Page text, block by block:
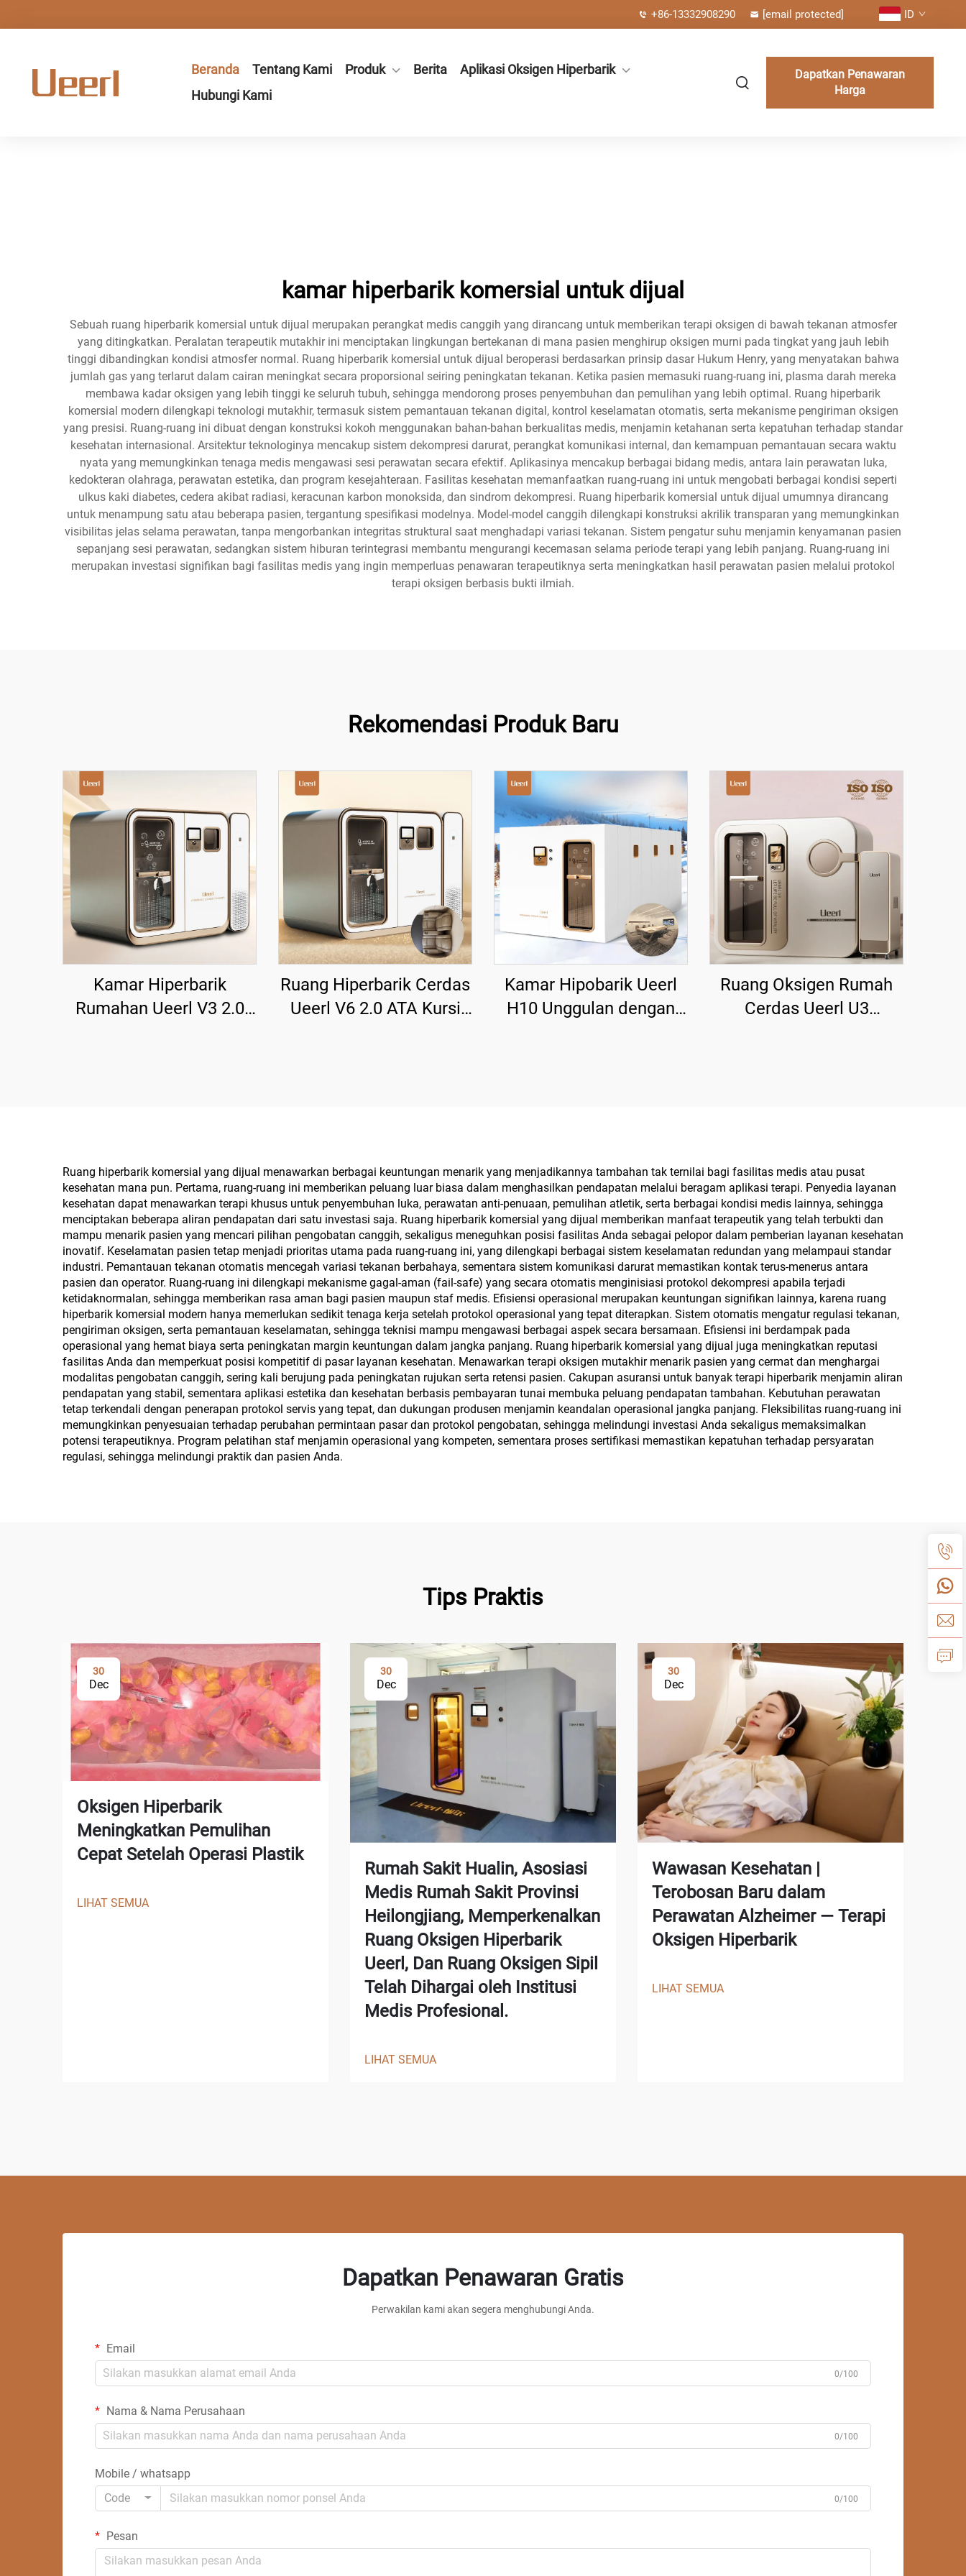
+86-13332908290 [email protected] ID
Beranda Tentang Kami Produk Berita
Aplikasi Oksigen Hiperbarik
Hubungi Kami
Dapatkan Penawaran
Harga
kamar hiperbarik komersial untuk dijual
Sebuah ruang hiperbarik komersial untuk dijual merupakan perangkat medis canggih yang dirancang untuk memberikan terapi oksigen di bawah tekanan atmosfer
yang ditingkatkan. Peralatan terapeutik mutakhir ini menciptakan lingkungan bertekanan di mana pasien menghirup oksigen murni pada tingkat yang jauh lebih
tinggi dibandingkan kondisi atmosfer normal. Ruang hiperbarik komersial untuk dijual beroperasi berdasarkan prinsip dasar Hukum Henry, yang menyatakan bahwa
jumlah gas yang terlarut dalam cairan meningkat secara proporsional seiring peningkatan tekanan. Ketika pasien memasuki ruang-ruang ini, plasma darah mereka
membawa kadar oksigen yang lebih tinggi ke seluruh tubuh, sehingga mendorong proses penyembuhan dan pemulihan yang lebih optimal. Ruang hiperbarik
komersial modern dilengkapi teknologi mutakhir, termasuk sistem pemantauan tekanan digital, kontrol keselamatan otomatis, serta mekanisme pengiriman oksigen
yang presisi. Ruang-ruang ini dibuat dengan konstruksi kokoh menggunakan bahan-bahan berkualitas medis, menjamin ketahanan serta kepatuhan terhadap standar
kesehatan internasional. Arsitektur teknologinya mencakup sistem dekompresi darurat, perangkat komunikasi internal, dan kemampuan pemantauan secara waktu
nyata yang memungkinkan tenaga medis mengawasi sesi perawatan secara efektif. Aplikasinya mencakup berbagai bidang medis, antara lain perawatan luka,
kedokteran olahraga, perawatan estetika, dan program kesejahteraan. Fasilitas kesehatan memanfaatkan ruang-ruang ini untuk mengobati berbagai kondisi seperti
ulkus kaki diabetes, cedera akibat radiasi, keracunan karbon monoksida, dan sindrom dekompresi. Ruang hiperbarik komersial untuk dijual umumnya dirancang
untuk menampung satu atau beberapa pasien, tergantung spesifikasi modelnya. Model-model canggih dilengkapi konstruksi akrilik transparan yang memungkinkan
visibilitas jelas selama perawatan, tanpa mengorbankan integritas struktural saat menghadapi variasi tekanan. Sistem pengatur suhu menjamin kenyamanan pasien
sepanjang sesi perawatan, sedangkan sistem hiburan terintegrasi membantu mengurangi kecemasan selama periode terapi yang lebih panjang. Ruang-ruang ini
merupakan investasi signifikan bagi fasilitas medis yang ingin memperluas penawaran terapeutiknya serta meningkatkan hasil perawatan pasien melalui protokol
terapi oksigen berbasis bukti ilmiah.
Rekomendasi Produk Baru
Kamar Hiperbarik
Rumahan Ueerl V3 2.0
Ruang Hiperbarik Cerdas
Ueerl V6 2.0 ATA Kursi
Kamar Hipobarik Ueerl
H10 Unggulan dengan
Ruang Oksigen Rumah
Cerdas Ueerl U3
Ruang hiperbarik komersial yang dijual menawarkan berbagai keuntungan menarik yang menjadikannya tambahan tak ternilai bagi fasilitas medis atau pusat
kesehatan mana pun. Pertama, ruang-ruang ini memberikan peluang luar biasa dalam menghasilkan pendapatan melalui beragam aplikasi terapi. Penyedia layanan
kesehatan dapat menawarkan terapi khusus untuk penyembuhan luka, perawatan anti-penuaan, pemulihan atletik, serta berbagai kondisi medis lainnya, sehingga
menciptakan beberapa aliran pendapatan dari satu investasi saja. Ruang hiperbarik komersial yang dijual memberikan manfaat terapeutik yang telah terbukti dan
mampu menarik pasien yang mencari pilihan pengobatan canggih, sekaligus meneguhkan posisi fasilitas Anda sebagai pelopor dalam pemberian layanan kesehatan
inovatif. Keselamatan pasien tetap menjadi prioritas utama pada ruang-ruang ini, yang dilengkapi berbagai sistem keselamatan redundan yang melampaui standar
industri. Pemantauan tekanan otomatis mencegah variasi tekanan berbahaya, sementara sistem komunikasi darurat memastikan kontak terus-menerus antara
pasien dan operator. Ruang-ruang ini dilengkapi mekanisme gagal-aman (fail-safe) yang secara otomatis menginisiasi protokol dekompresi apabila terjadi
ketidaknormalan, sehingga memberikan rasa aman bagi pasien maupun staf medis. Efisiensi operasional merupakan keuntungan signifikan lainnya, karena ruang
hiperbarik komersial modern hanya memerlukan sedikit tenaga kerja setelah protokol operasional yang tepat diterapkan. Sistem otomatis mengatur regulasi tekanan,
pengiriman oksigen, serta pemantauan keselamatan, sehingga teknisi mampu mengawasi berbagai aspek secara bersamaan. Efisiensi ini berdampak pada
operasional yang hemat biaya serta peningkatan margin keuntungan dalam jangka panjang. Ruang hiperbarik komersial yang dijual juga meningkatkan reputasi
fasilitas Anda dan memperkuat posisi kompetitif di pasar layanan kesehatan. Menawarkan terapi oksigen mutakhir menarik pasien yang cermat dan menghargai
modalitas pengobatan canggih, sering kali berujung pada peningkatan rujukan serta retensi pasien. Cakupan asuransi untuk banyak terapi hiperbarik menjamin aliran
pendapatan yang stabil, sementara aplikasi estetika dan kesehatan berbasis pembayaran tunai membuka peluang pendapatan tambahan. Kebutuhan perawatan
tetap terkendali dengan penerapan protokol servis yang tepat, dan dukungan produsen menjamin keandalan operasional jangka panjang. Fleksibilitas ruang-ruang ini
memungkinkan penyesuaian terhadap perubahan permintaan pasar dan protokol pengobatan, sehingga melindungi investasi Anda sekaligus memaksimalkan
potensi terapeutiknya. Program pelatihan staf menjamin operasional yang kompeten, sementara proses sertifikasi memastikan kepatuhan terhadap persyaratan
regulasi, sehingga melindungi praktik dan pasien Anda.
Tips Praktis
30
Dec
Oksigen Hiperbarik
Meningkatkan Pemulihan
Cepat Setelah Operasi Plastik
LIHAT SEMUA
30
Dec
Rumah Sakit Hualin, Asosiasi
Medis Rumah Sakit Provinsi
Heilongjiang, Memperkenalkan
Ruang Oksigen Hiperbarik
Ueerl, Dan Ruang Oksigen Sipil
Telah Dihargai oleh Institusi
Medis Profesional.
LIHAT SEMUA
30
Dec
Wawasan Kesehatan |
Terobosan Baru dalam
Perawatan Alzheimer — Terapi
Oksigen Hiperbarik
LIHAT SEMUA
Dapatkan Penawaran Gratis
Perwakilan kami akan segera menghubungi Anda.
Email
0/100
Nama & Nama Perusahaan
0/100
Mobile / whatsapp
Code
0/100
Pesan